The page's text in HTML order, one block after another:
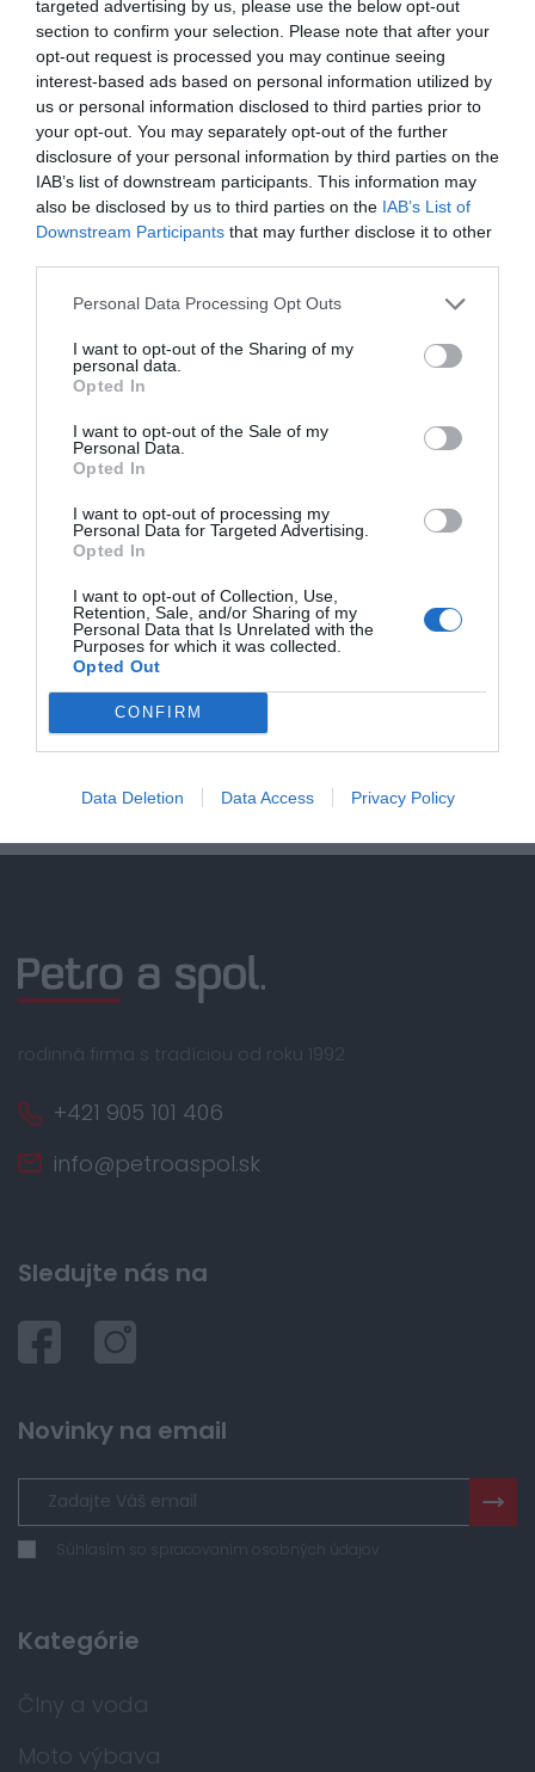
targeted advertising by us, please use the below opt-out
section to confirm your selection. Please note that after your
opt-out request is processed you may continue seeing
interest-based ads based on personal information utilized by
us or personal information disclosed to third parties prior to
your opt-out. You may separately opt-out of the further
disclosure of your personal information by third parties on the
IAB’s list of downstream participants. This information may
also be disclosed by us to third parties on the IAB’s List of
Downstream Participants that may further disclose it to other
Personal Data Processing Opt Outs
I want to opt-out of the Sharing of my
personal data.
Opted In
I want to opt-out of the Sale of my
Personal Data.
Opted In
I want to opt-out of processing my
Personal Data for Targeted Advertising.
Opted In
I want to opt-out of Collection, Use,
Retention, Sale, and/or Sharing of my
Personal Data that Is Unrelated with the
Purposes for which it was collected.
Opted Out
CONFIRM
Data Deletion Data Access Privacy Policy
0% zákazníkov odporúča produkt
5
4
Pre pridanie recenzie sa musíte
nákupe nad 100,00 €
Bezpečná platba
kartou, platobná brána
Nakupujete od distribútora
garantujeme kvalitu
Servisná podpora, záručný a pozáručný servis
rodinná firma s tradíciou od roku 1992
+421 905 101 406
info@petroaspol.sk
Sledujte nás na
Novinky na email
Súhlasím so spracovaním osobných údajov
Kategórie
Člny a voda
Moto výbava